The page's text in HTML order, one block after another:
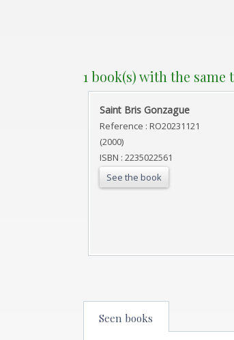
1 book(s) with the same
‎Saint Bris Gonzague‎
Reference : RO20231121
(2000)
ISBN : 2235022561
See the book
Seen books